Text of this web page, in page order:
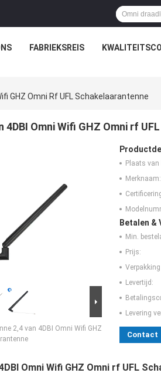
FABRIEKSREIS
GHZ Omni Rf UFL Schakelaarantenne
4DBI Omni Wifi GHZ Omni rf
2,4 van 4DBI Omni Wifi GHZ
Plaats
Merknaam:
Betalen &
Min.
Prijs:
Levertijd:
Levering
Contact
Omni Wifi GHZ Omni rf UFL